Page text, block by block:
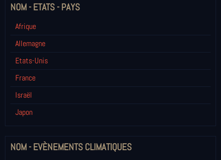
NOM - ETATS - PAYS
Afrique
Allemagne
Etats-Unis
France
Israël
Japon
NOM - EVÈNEMENTS CLIMATIQUES